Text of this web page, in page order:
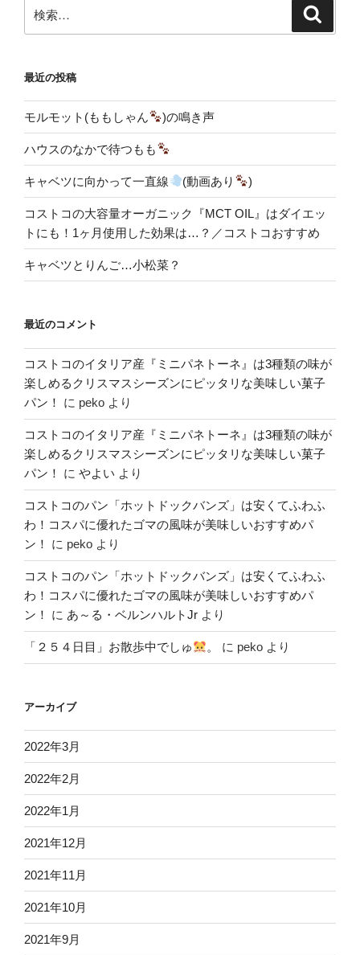
索:
最近の投稿
モルモット(ももしゃん )の鳴き声
ハウスのなかで待つもも
キャベツに向かって一直線 (動画あり )
コストコの大容量オーガニック『MCT OIL』はダイエッ
トにも！1ヶ月使用した効果は…？／コストコおすすめ
キャベツとりんご…小松菜？
最近のコメント
コストコのイタリア産『ミニパネトーネ』は3種類の味が
楽しめるクリスマスシーズンにピッタリな美味しい菓子
パン！
に peko より
コストコのイタリア産『ミニパネトーネ』は3種類の味が
楽しめるクリスマスシーズンにピッタリな美味しい菓子
パン！
に やよい より
コストコのパン「ホットドックバンズ」は安くてふわふ
わ！コスパに優れたゴマの風味が美味しいおすすめパ
ン！
に peko より
コストコのパン「ホットドックバンズ」は安くてふわふ
わ！コスパに優れたゴマの風味が美味しいおすすめパ
ン！
に あ～る・ベルンハルトJr より
「２５４日目」お散歩中でしゅ 。 に peko より
アーカイブ
2022年3月
2022年2月
2022年1月
2021年12月
2021年11月
2021年10月
2021年9月